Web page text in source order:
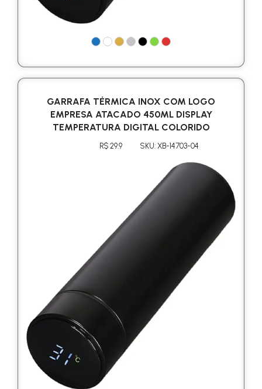
GARRAFA TÉRMICA INOX COM LOGO
EMPRESA ATACADO 450ML DISPLAY
TEMPERATURA DIGITAL COLORIDO
R$ 29.9 SKU: XB-14703-04